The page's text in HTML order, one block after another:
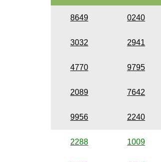
8649 0240
3032 2941
4770 9795
2089 7642
9956 2240
2288 1009